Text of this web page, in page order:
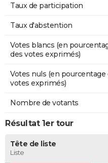
Taux de participation
Taux d'abstention
Votes blancs (en
des votes exprimés)
Votes nuls (en pourcentage
votes exprimés)
Nombre de votants
Résultat 1er tour
Tête de liste
Liste